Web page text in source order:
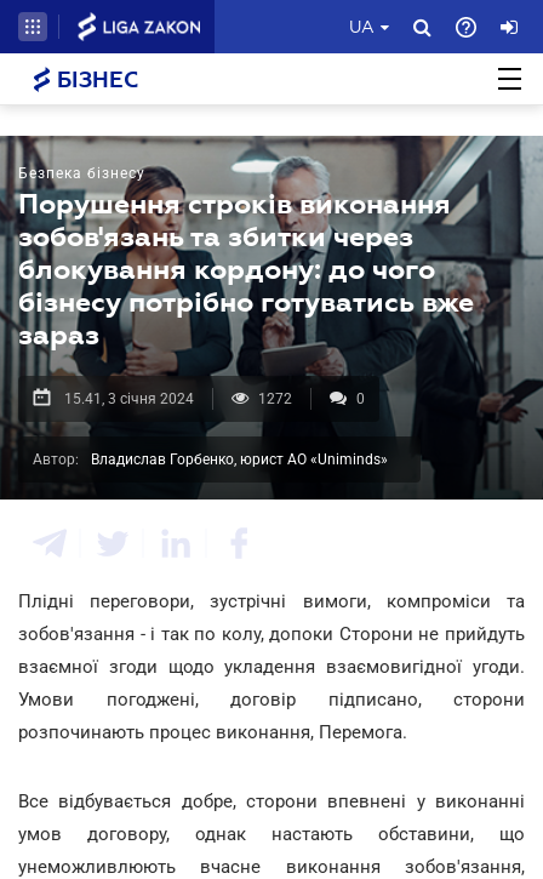
UA
БІЗНЕС
Безпека бізнесу
Порушення строків виконання
зобов'язань та збитки через
блокування кордону: до чого
бізнесу потрібно готуватись вже
зараз
15.41, 3 січня 2024 1272 0
Автор: Владислав Горбенко, юрист АО «Uniminds»
Плідні переговори, зустрічні вимоги, компроміси та
зобов'язання - і так по колу, допоки Сторони не прийдуть
взаємної згоди щодо укладення взаємовигідної угоди.
Умови погоджені, договір підписано, сторони
розпочинають процес виконання, Перемога.
Все відбувається добре, сторони впевнені у виконанні
умов договору, однак настають обставини, що
унеможливлюють вчасне виконання зобов'язання,